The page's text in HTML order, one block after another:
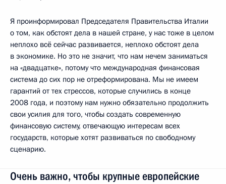
Я проинформировал Председателя Правительства Италии
о том, как обстоят дела в нашей стране, у нас тоже в целом
неплохо всё сейчас развивается, неплохо обстоят дела
в экономике. Но это не значит, что нам нечем заниматься
на «двадцатке», потому что международная финансовая
система до сих пор не отреформирована. Мы не имеем
гарантий от тех стрессов, которые случились в конце
2008 года, и поэтому нам нужно обязательно продолжить
свои усилия для того, чтобы создать современную
финансовую систему, отвечающую интересам всех
государств, которые хотят развиваться по свободному
сценарию.
Очень важно, чтобы крупные европейские